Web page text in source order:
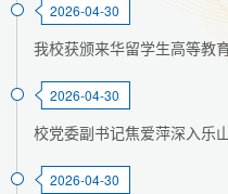
2026-04-30
我校获颁来华留学生高等教
2026-04-30
校党委副书记焦爱萍深入乐
2026-04-30